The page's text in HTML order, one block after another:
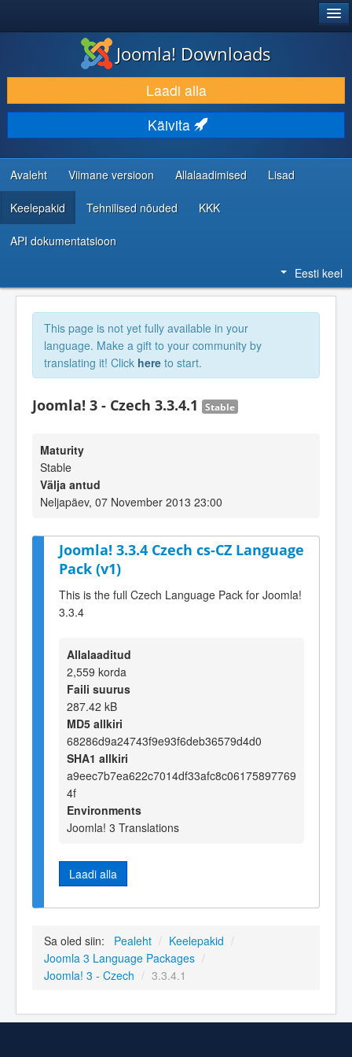
LAADI ALLA JA LAIENDA
AVASTA JA ÕPI
KOGUKOND JA KASUTAJATUGI
RESSURSID ARENDAJATELE
Joomla! Downloads
Laadi alla
Käivita
Avaleht Viimane versioon Allalaadimised Lisad
Keelepakid Tehnilised nõuded KKK
API dokumentatsioon
Eesti keel
This page is not yet fully available in your
language. Make a gift to your community by
translating it! Click here to start.
Joomla! 3 - Czech 3.3.4.1 Stable
Maturity
Stable
Välja antud
Neljapäev, 07 November 2013 23:00
Joomla! 3.3.4 Czech cs-CZ Language
Pack (v1)
This is the full Czech Language Pack for Joomla!
3.3.4
Allalaaditud
2,559 korda
Faili suurus
287.42 kB
MD5 allkiri
68286d9a24743f9e93f6deb36579d4d0
SHA1 allkiri
a9eec7b7ea622c7014df33afc8c06175897769
4f
Environments
Joomla! 3 Translations
Laadi alla
Sa oled siin: Pealeht / Keelepakid /
Joomla 3 Language Packages /
Joomla! 3 - Czech / 3.3.4.1